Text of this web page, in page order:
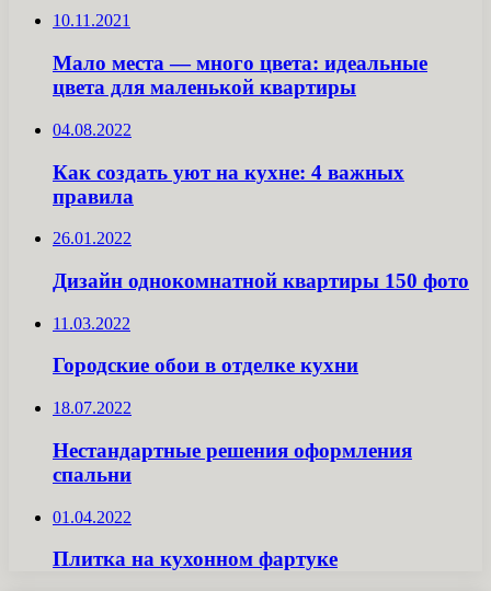
10.11.2021
Мало места — много цвета: идеальные
цвета для маленькой квартиры
04.08.2022
Как создать уют на кухне: 4 важных
правила
26.01.2022
Дизайн однокомнатной квартиры 150 фото
11.03.2022
Городские обои в отделке кухни
18.07.2022
Нестандартные решения оформления
спальни
01.04.2022
Плитка на кухонном фартуке